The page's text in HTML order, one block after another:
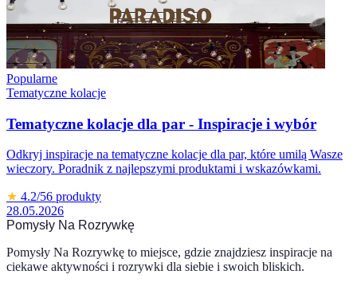
Popularne
Tematyczne kolacje
Tematyczne kolacje dla par - Inspiracje i wybór
Odkryj inspiracje na tematyczne kolacje dla par, które umilą Wasze
wieczory. Poradnik z najlepszymi produktami i wskazówkami.
★ 4.2/56 produkty
28.05.2026
Pomysły Na Rozrywkę
Pomysły Na Rozrywkę to miejsce, gdzie znajdziesz inspiracje na
ciekawe aktywności i rozrywki dla siebie i swoich bliskich.